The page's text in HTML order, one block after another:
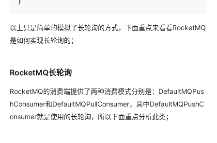
以上只是简单的模拟了长轮询的方式，下面重点来看看RocketMQ
是如何实现长轮询的；
RocketMQ长轮询
RocketMQ的消费端提供了两种消费模式分别是：DefaultMQPus
hConsumer和DefaultMQPullConsumer，其中DefaultMQPushC
onsumer就是使用的长轮询，所以下面重点分析此类；